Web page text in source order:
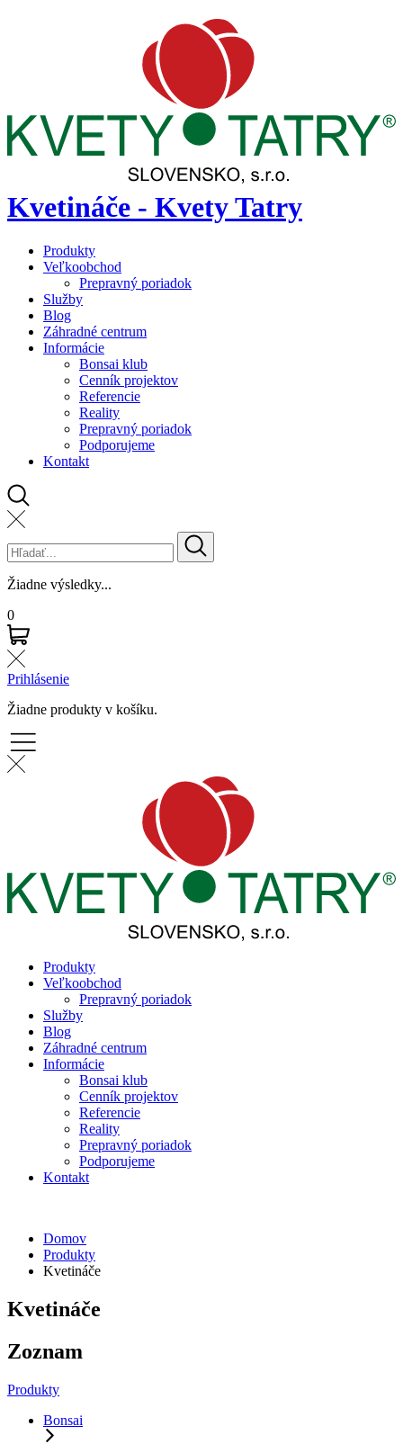
Kvetináče - Kvety Tatry
Produkty
Veľkoobchod
Prepravný poriadok
Služby
Blog
Záhradné centrum
Informácie
Bonsai klub
Cenník projektov
Referencie
Reality
Prepravný poriadok
Podporujeme
Kontakt
Žiadne výsledky...
0
Prihlásenie
Žiadne produkty v košíku.
Produkty
Veľkoobchod
Prepravný poriadok
Služby
Blog
Záhradné centrum
Informácie
Bonsai klub
Cenník projektov
Referencie
Reality
Prepravný poriadok
Podporujeme
Kontakt
Domov
Produkty
Kvetináče
Kvetináče
Zoznam
Produkty
Bonsai